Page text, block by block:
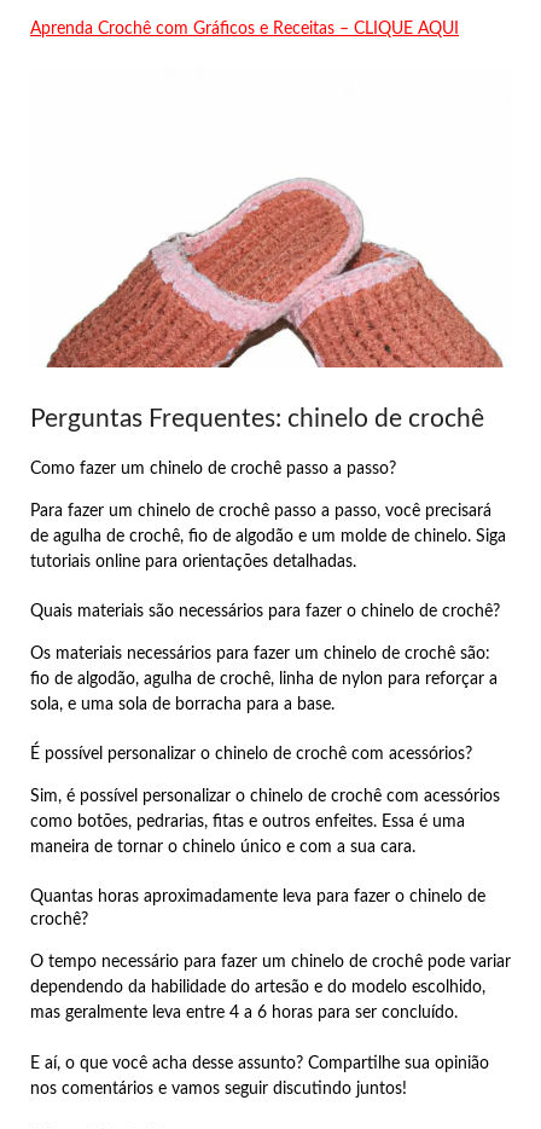
Aprenda Crochê com Gráficos e Receitas – CLIQUE AQUI
Perguntas Frequentes: chinelo de crochê
Como fazer um chinelo de crochê passo a passo?
Para fazer um chinelo de crochê passo a passo, você precisará
de agulha de crochê, fio de algodão e um molde de chinelo. Siga
tutoriais online para orientações detalhadas.
Quais materiais são necessários para fazer o chinelo de crochê?
Os materiais necessários para fazer um chinelo de crochê são:
fio de algodão, agulha de crochê, linha de nylon para reforçar a
sola, e uma sola de borracha para a base.
É possível personalizar o chinelo de crochê com acessórios?
Sim, é possível personalizar o chinelo de crochê com acessórios
como botões, pedrarias, fitas e outros enfeites. Essa é uma
maneira de tornar o chinelo único e com a sua cara.
Quantas horas aproximadamente leva para fazer o chinelo de
crochê?
O tempo necessário para fazer um chinelo de crochê pode variar
dependendo da habilidade do artesão e do modelo escolhido,
mas geralmente leva entre 4 a 6 horas para ser concluído.
E aí, o que você acha desse assunto? Compartilhe sua opinião
nos comentários e vamos seguir discutindo juntos!